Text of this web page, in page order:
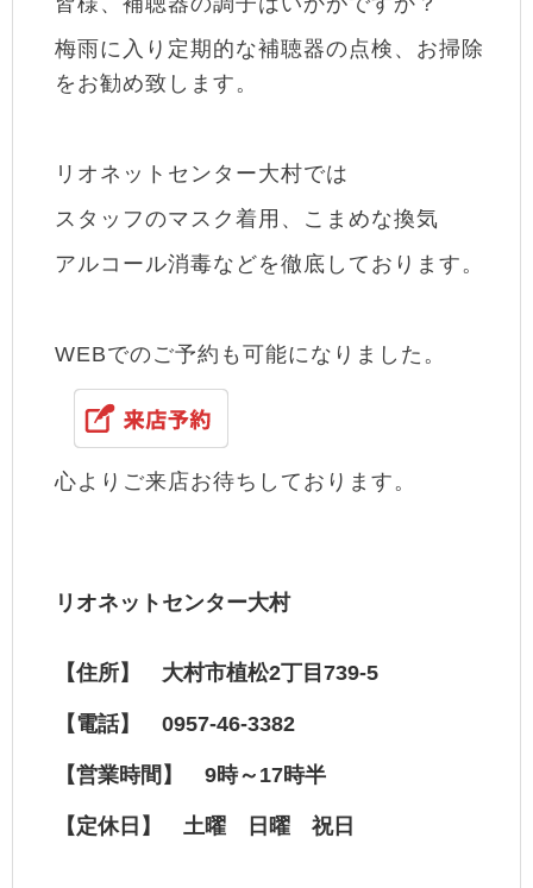
梅雨に入り定期的な補聴器の点検、お掃除
をお勧め致します。
リオネットセンター大村では
スタッフのマスク着用、こまめな換気
アルコール消毒などを徹底しております。
WEBでのご予約も可能になりました。
心よりご来店お待ちしております。
リオネットセンター大村
【住所】 大村市植松2丁目739-5
【電話】 0957-46-3382
【営業時間】 9時～17時半
【定休日】 土曜 日曜 祝日